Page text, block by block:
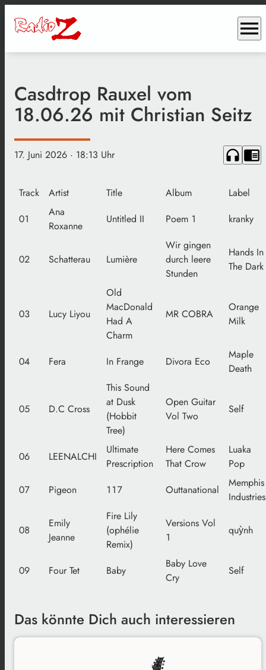
menu
Casdtrop Rauxel vom
18.06.26 mit Christian Seitz
17. Juni 2026 · 18:13 Uhr headphones chrome_reader_mode
Track Artist Title Album
Label
01
Ana
Roxanne
Untitled II Poem 1 kranky
02 Schatterau Lumière
Wir gingen
durch leere
Stunden
Hands In
The Dark
03 Lucy Liyou
Old
MacDonald
Had A
Charm
MR COBRA
Orange
Milk
04 Fera In Frange Divora Eco
Maple
Death
05 D.C Cross
This Sound
at Dusk
(Hobbit
Tree)
Open Guitar
Vol Two
Self
06 LEENALCHI
Ultimate
Prescription
Here Comes
That Crow
Luaka
Pop
07
Pigeon 117 Outtanational
Memphis
Industries
08
Emily
Jeanne
Fire Lily
(ophélie
Remix)
Versions Vol
1
quỳnh
09 Four Tet Baby
Baby Love
Cry
Self
Das könnte Dich auch interessieren